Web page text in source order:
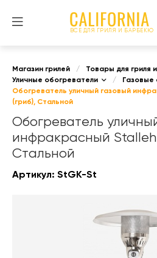
ВСЕ ДЛЯ ГРИЛЯ И БАРБЕКЮ
Магазин грилей / Товары для гриля
Уличные обогреватели
/ Газовые
Обогреватель уличный газовый
(гриб), Стальной
Обогреватель
инфракрасный Stalleh
Стальной
Артикул: StGK-St